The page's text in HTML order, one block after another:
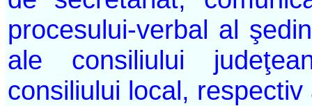
procesului-verbal al
ale consiliului
consiliului local,